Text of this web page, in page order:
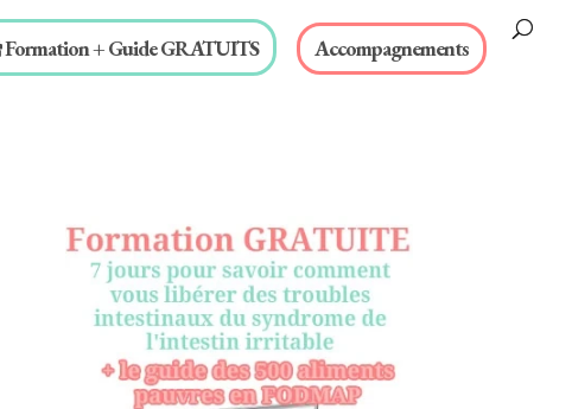
Formation + Guide GRATUITS Accompagnements